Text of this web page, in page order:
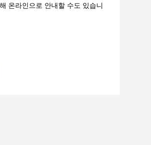
온라인으로 안내할 수도 있습니